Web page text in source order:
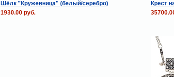
Шёлк "Кружевница" (белый/серебро) Крест
1930.00 руб.